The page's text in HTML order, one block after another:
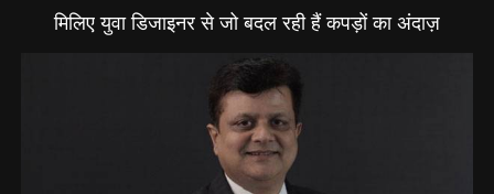
मिलिए युवा डिजाइनर से जो बदल रही हैं कपड़ों का अंदाज़